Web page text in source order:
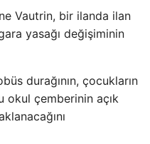
Vautrin, bir ilanda ilan
yasağı değişiminin
durağının, çocukların
okul çemberinin açık